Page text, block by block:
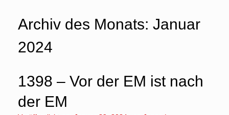
Archiv des Monats: Januar
2024
1398 – Vor der EM ist nach
der EM